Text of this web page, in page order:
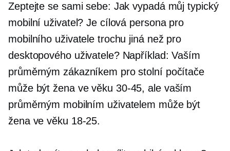
Zeptejte se sami sebe: Jak vypadá můj typický
mobilní uživatel? Je cílová persona pro
mobilního uživatele trochu jiná než pro
desktopového uživatele? Například: Vaším
průměrným zákazníkem pro stolní počítače
může být žena ve věku 30-45, ale vaším
průměrným mobilním uživatelem může být
žena ve věku 18-25.